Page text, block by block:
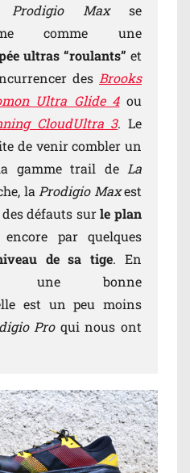
Prodigio Maxse
comme une
ultras “roulants” et
des Brooks
Ultra Glide 4 ou
CloudUltra 3. Le
de venir combler un
gamme trail de La
la Prodigio Maxest
des défauts surle plan
par quelques
de sa tige. En
une bonne
est un peu moins
Proqui nous ont